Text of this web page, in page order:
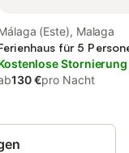
(Este), Malaga
für 5
Stornierung
130 €pro Nacht